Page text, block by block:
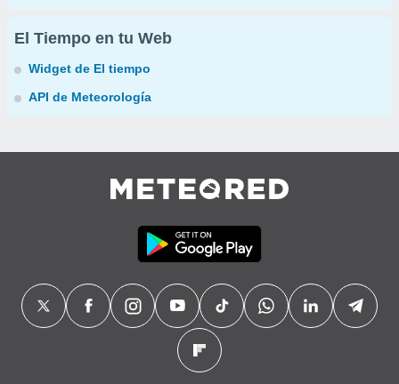
El Tiempo en tu Web
Widget de El tiempo
API de Meteorología